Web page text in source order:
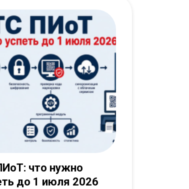
что нужно
до 1 июля 2026